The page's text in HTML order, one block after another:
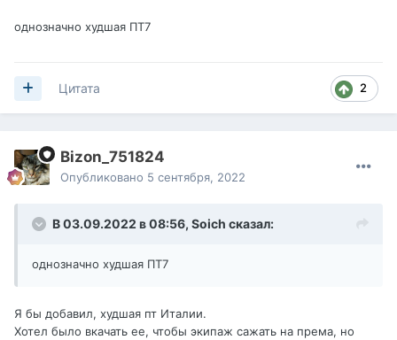
однозначно худшая ПТ7
2
Цитата
Bizon_751824
Опубликовано 5 сентября, 2022
В 03.09.2022 в 08:56, Soich сказал:
однозначно худшая ПТ7
Я бы добавил, худшая пт Италии.
Хотел было вкачать ее, чтобы экипаж сажать на према, но